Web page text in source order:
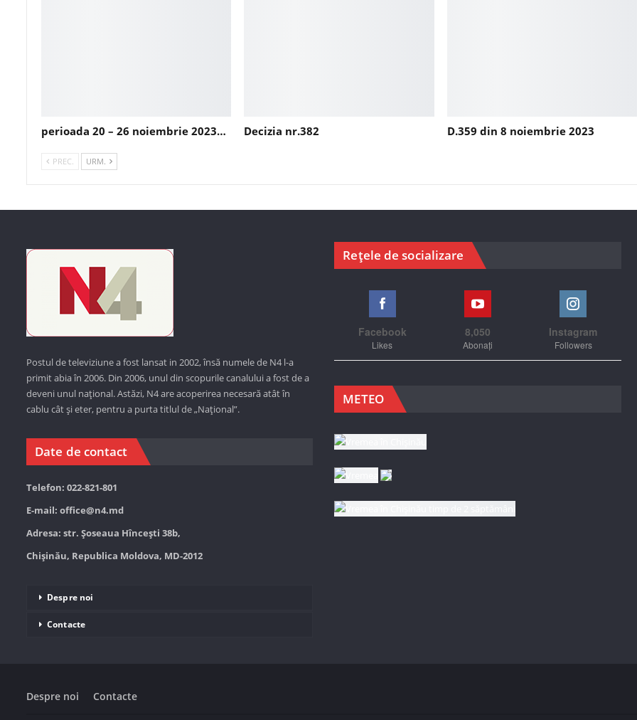
perioada 20 – 26 noiembrie 2023… Decizia nr.382 D.359 din 8 noiembrie 2023
PREC. URM.
Postul de televiziune a fost lansat in 2002, însă numele de N4 l-a
primit abia în 2006. Din 2006, unul din scopurile canalului a fost de a
deveni unul național. Astăzi, N4 are acoperirea necesară atât în
cablu cât și eter, pentru a purta titlul de „Național”.
Date de contact
Telefon: 022-821-801
E-mail: office@n4.md
Adresa: str. Șoseaua Hînceşti 38b,
Chișinău, Republica Moldova, MD-2012
Despre noi
Contacte
Rețele de socializare
Facebook
Likes
8,050
Abonați
Instagram
Followers
METEO
Despre noi Contacte